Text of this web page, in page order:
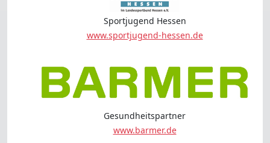
Sportjugend Hessen
www.sportjugend-hessen.de
Gesundheitspartner
www.barmer.de